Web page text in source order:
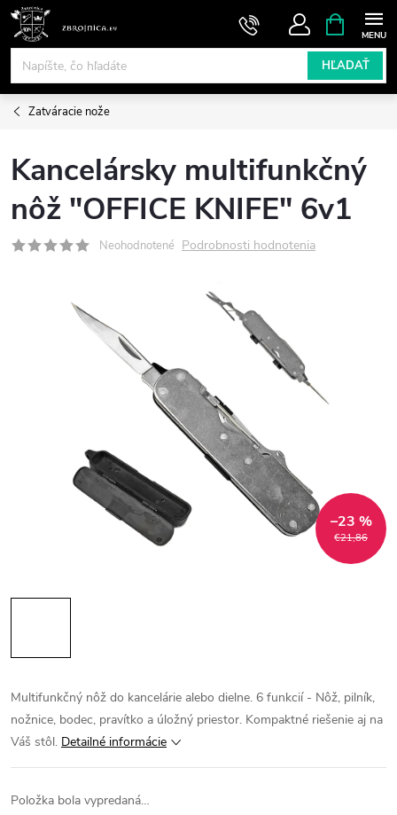
Prejsť
obsah
HĽADAŤ
KOŠÍK
Zatváracie nože
Kancelársky multifunkčný
nôž "OFFICE KNIFE" 6v1
Neohodnotené Podrobnosti hodnotenia
€21,86
–23 %
Multifunkčný nôž do kancelárie alebo dielne. 6 funkcií - Nôž, pilník,
nožnice, bodec, pravítko a úložný priestor. Kompaktné riešenie aj na
Váš stôl. Detailné informácie
Položka bola vypredaná…